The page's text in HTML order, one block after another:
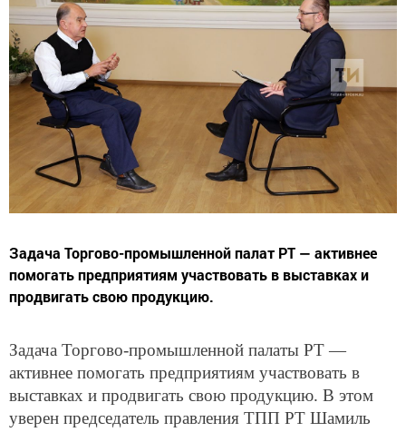
Задача Торгово-промышленной палат РТ — активнее
помогать предприятиям участвовать в выставках и
продвигать свою продукцию.
Задача Торгово-промышленной палаты РТ —
активнее помогать предприятиям участвовать в
выставках и продвигать свою продукцию. В этом
уверен председатель правления ТПП РТ Шамиль